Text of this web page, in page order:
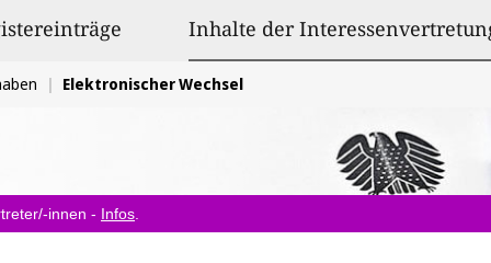
Inhalte der
Elektronischer Wechsel
innen - Infos